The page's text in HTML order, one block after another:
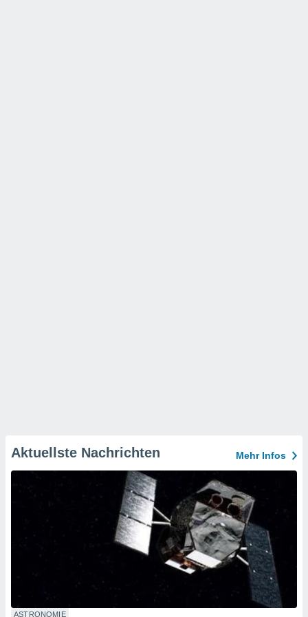
Aktuellste Nachrichten Mehr Infos
ASTRONOMIE